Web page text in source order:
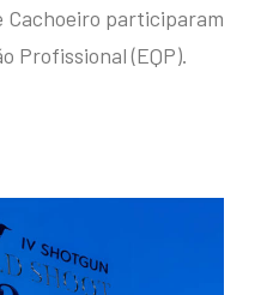
Cachoeiro participaram
Profissional (EQP).